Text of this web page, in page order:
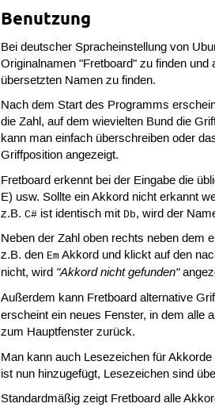
Benutzung
Bei deutscher Spracheinstellung von
Originalnamen "Fretboard" zu finden
übersetzten Namen zu finden.
Nach dem Start des Programms
die Zahl, auf dem wievielten Bund die
kann man einfach überschreiben oder
Griffposition angezeigt.
Fretboard erkennt bei der Eingabe die
E) usw. Sollte ein Akkord nicht erkannt
z.B.C# ist identisch mit Db, wird der
Neben der Zahl oben rechts neben dem
z.B. den Em Akkord und klickt auf den
nicht, wird "Akkord nicht gefunden"
Außerdem kann Fretboard alternative
erscheint ein neues Fenster, in dem alle
zum Hauptfenster zurück.
Man kann auch Lesezeichen für
ist nun hinzugefügt, Lesezeichen sind
Standardmäßig zeigt Fretboard alle